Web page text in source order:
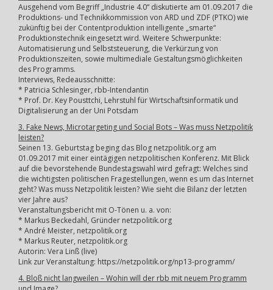
Ausgehend vom Begriff „Industrie 4.0“ diskutierte am 01.09.2017 die
Produktions- und Technikkommission von ARD und ZDF (PTKO) wie
zukünftig bei der Contentproduktion intelligente „smarte“
Produktionstechnik eingesetzt wird. Weitere Schwerpunkte:
Automatisierung und Selbststeuerung, die Verkürzung von
Produktionszeiten, sowie multimediale Gestaltungsmöglichkeiten
des Programms.
Interviews, Redeausschnitte:
* Patricia Schlesinger, rbb-Intendantin
* Prof. Dr. Key Pousttchi, Lehrstuhl für Wirtschaftsinformatik und
Digitalisierung an der Uni Potsdam
3. Fake News, Microtargeting und Social Bots – Was muss Netzpolitik
leisten?
Seinen 13. Geburtstag beging das Blog netzpolitik.org am
01.09.2017 mit einer eintägigen netzpolitischen Konferenz. Mit Blick
auf die bevorstehende Bundestagswahl wird gefragt: Welches sind
die wichtigsten politischen Fragestellungen, wenn es um das Internet
geht? Was muss Netzpolitik leisten? Wie sieht die Bilanz der letzten
vier Jahre aus?
Veranstaltungsbericht mit O-Tönen u. a. von:
* Markus Beckedahl, Gründer netzpolitik.org
* André Meister, netzpolitik.org
* Markus Reuter, netzpolitik.org
Autorin: Vera Linß (live)
Link zur Veranstaltung: https://netzpolitik.org/np13-programm/
4. Bloß nicht langweilen – Wohin will der rbb mit neuem Programm